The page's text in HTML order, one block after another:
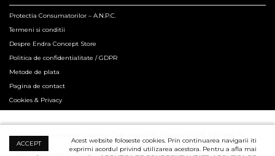
Protectia Consumatorilor – A.N.P.C.
Termeni si conditii
Despre Endra Concept Store
Politica de confidentialitate / GDPR
Metode de plata
Pagina de contact
Cookies & Privacy
Hosted & Powered by Creation Code since 2011. Copyright 2015 ENDRA® All
Rights Reserved. Professional Product Photography Services ensured by
ACCEPT
Acest website foloseste cookies. Prin continuarea navigarii iti
exprimi acordul privind utilizarea acestora. Pentru a afla mai